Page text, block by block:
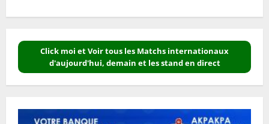
Click moi et Voir tous les Matchs internationaux
d'aujourd'hui, demain et les stand en direct